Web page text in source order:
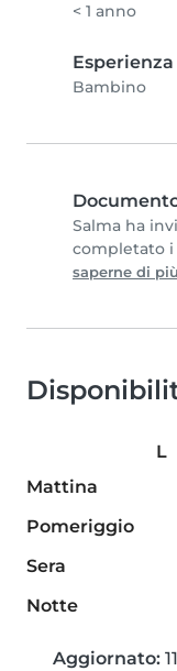
< 1 anno
Bambino
Salma ha
completato
saperne di più
L
Mattina
Pomeriggio
Sera
Notte
Aggiornato: